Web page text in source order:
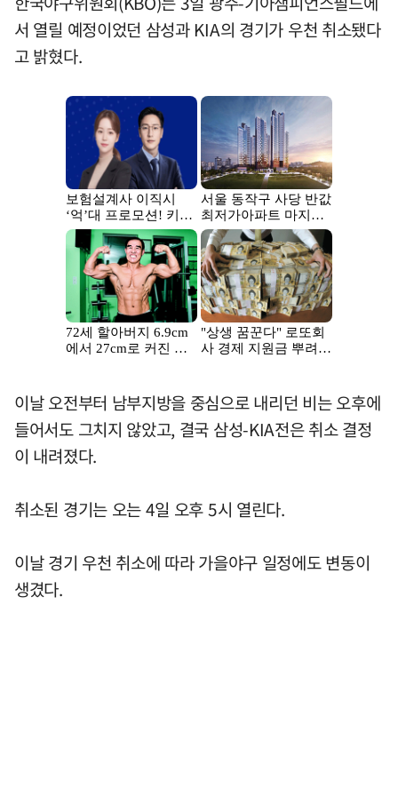
서 열릴 예정이었던 삼성과 KIA의 경기가 우천 취소됐다
고 밝혔다.
이날 오전부터 남부지방을 중심으로 내리던 비는 오후에
들어서도 그치지 않았고, 결국 삼성-KIA전은 취소 결정
이 내려졌다.
취소된 경기는 오는 4일 오후 5시 열린다.
이날 경기 우천 취소에 따라 가을야구 일정에도 변동이
생겼다.